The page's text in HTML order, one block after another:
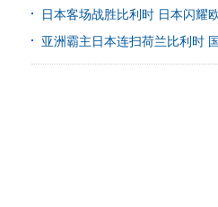
日本客场战胜比利时 日本闪耀
亚洲霸主日本连扫荷兰比利时